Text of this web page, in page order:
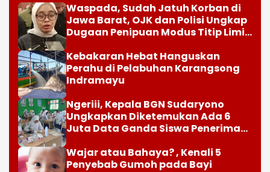
Waspada, Sudah Jatuh Korban di
Jawa Barat, OJK dan Polisi Ungkap
Dugaan Penipuan Modus Titip Limit
Kebakaran Hebat Hanguskan
Perahu di Pelabuhan Karangsong
Indramayu
Ngeriii, Kepala BGN Sudaryono
Ungkapkan Diketemukan Ada 6
Juta Data Ganda Siswa Penerima
Wajar atau Bahaya? , Kenali 5
Penyebab Gumoh pada Bayi